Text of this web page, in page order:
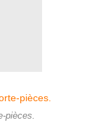
pièces.